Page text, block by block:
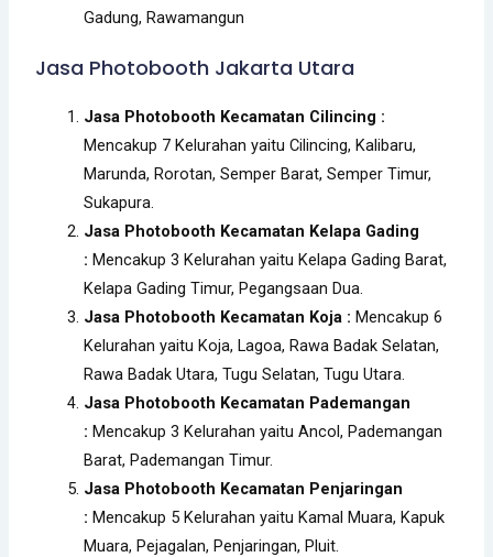
Gadung, Rawamangun
Jasa Photobooth Jakarta Utara
Jasa Photobooth Kecamatan Cilincing :
Mencakup 7 Kelurahan yaitu Cilincing, Kalibaru,
Marunda, Rorotan, Semper Barat, Semper Timur,
Sukapura.
Jasa Photobooth Kecamatan Kelapa Gading
:Mencakup 3 Kelurahan yaitu Kelapa Gading Barat,
Kelapa Gading Timur, Pegangsaan Dua.
Jasa Photobooth Kecamatan Koja : Mencakup 6
Kelurahan yaitu Koja, Lagoa, Rawa Badak Selatan,
Rawa Badak Utara, Tugu Selatan, Tugu Utara.
Jasa Photobooth Kecamatan Pademangan
: Mencakup 3 Kelurahan yaitu Ancol, Pademangan
Barat, Pademangan Timur.
Jasa Photobooth Kecamatan Penjaringan
: Mencakup 5 Kelurahan yaitu Kamal Muara, Kapuk
Muara, Pejagalan, Penjaringan, Pluit.